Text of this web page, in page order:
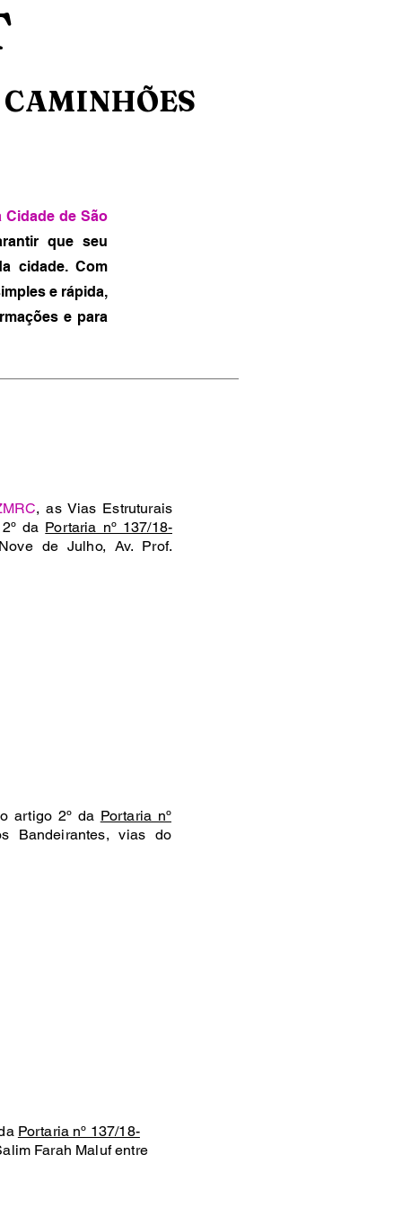
Cidade de São
que seu
cidade. Com
e rápida,
e para
, as Vias Estruturais
da Portaria nº 137/18-
de Julho, Av. Prof.
artigo 2º da Portaria nº
Bandeirantes, vias do
Portaria nº 137/18-
Farah Maluf entre